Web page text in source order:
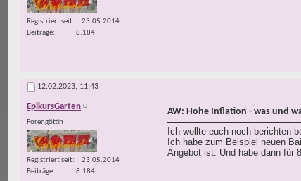
Registriert seit
23.05.2014
Beiträge
8.184
12.02.2023, 11:43
EpikursGarten
Forengöttin
Registriert seit
23.05.2014
Beiträge
8.184
AW: Hohe Inflation - was und
Ich wollte euch noch berichten
Ich habe zum Beispiel neuen
Angebot ist. Und habe dann für